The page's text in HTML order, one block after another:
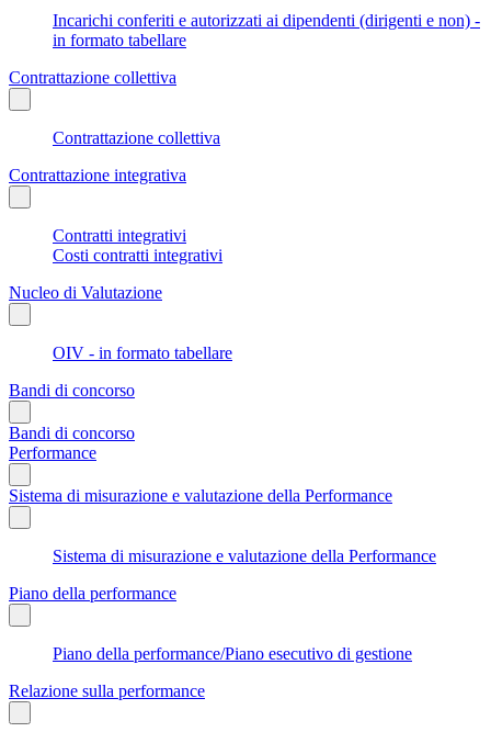
Incarichi conferiti e autorizzati ai dipendenti (dirigenti e non) -
in formato tabellare
Contrattazione collettiva
Contrattazione collettiva
Contrattazione integrativa
Contratti integrativi
Costi contratti integrativi
Nucleo di Valutazione
OIV - in formato tabellare
Bandi di concorso
Bandi di concorso
Performance
Sistema di misurazione e valutazione della Performance
Sistema di misurazione e valutazione della Performance
Piano della performance
Piano della performance/Piano esecutivo di gestione
Relazione sulla performance